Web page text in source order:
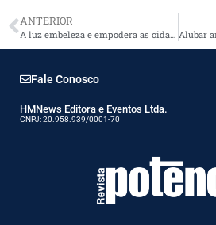
ANTERIOR
Fale Conosco
HMNews Editora e Eventos Ltda.
CNPJ: 20.958.939/0001-70